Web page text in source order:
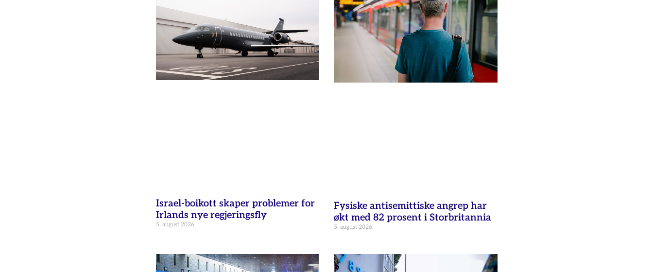
Israel-boikott skaper problemer for
Irlands nye regjeringsfly
5. august 2026
Fysiske antisemittiske angrep har
økt med 82 prosent i Storbritannia
5. august 2026